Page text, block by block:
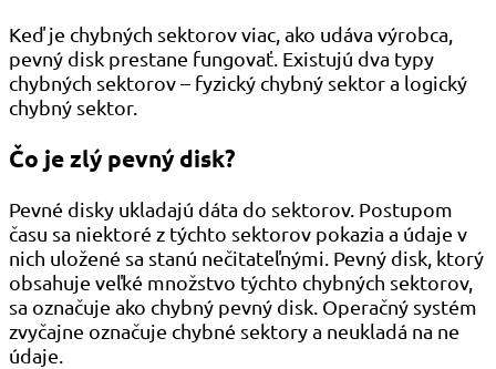
Keď je chybných sektorov viac, ako udáva výrobca,
pevný disk prestane fungovať. Existujú dva typy
chybných sektorov – fyzický chybný sektor a logický
chybný sektor.
Čo je zlý pevný disk?
Pevné disky ukladajú dáta do sektorov. Postupom
času sa niektoré z týchto sektorov pokazia a údaje v
nich uložené sa stanú nečitateľnými. Pevný disk, ktorý
obsahuje veľké množstvo týchto chybných sektorov,
sa označuje ako chybný pevný disk. Operačný systém
zvyčajne označuje chybné sektory a neukladá na ne
údaje.